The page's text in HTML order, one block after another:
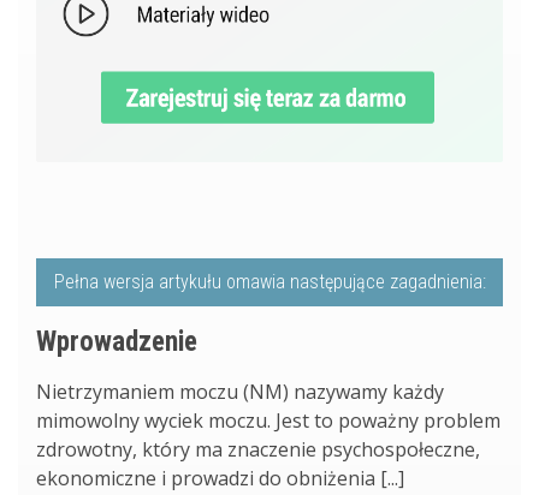
Pełna wersja artykułu omawia następujące zagadnienia:
Wprowadzenie
Nietrzymaniem moczu (NM) nazywamy każdy
mimowolny wyciek moczu. Jest to poważny problem
zdrowotny, który ma znaczenie psychospołeczne,
ekonomiczne i prowadzi do obniżenia [...]